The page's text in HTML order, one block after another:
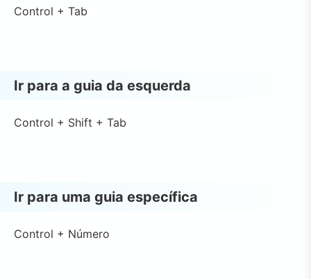
Control + Tab
Ir para a guia da esquerda
Control + Shift + Tab
Ir para uma guia específica
Control + Número